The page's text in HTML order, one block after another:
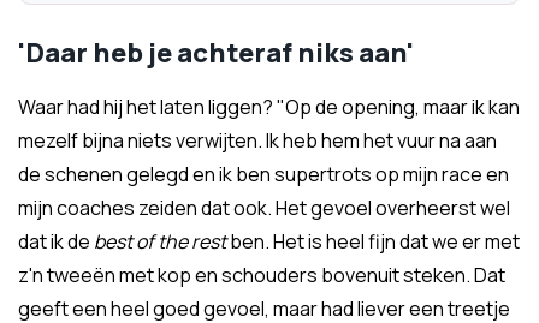
'Daar heb je achteraf niks aan'
Waar had hij het laten liggen? "Op de opening, maar ik kan
mezelf bijna niets verwijten. Ik heb hem het vuur na aan
de schenen gelegd en ik ben supertrots op mijn race en
mijn coaches zeiden dat ook. Het gevoel overheerst wel
dat ik de best of the restben. Het is heel fijn dat we er met
z'n tweeën met kop en schouders bovenuit steken. Dat
geeft een heel goed gevoel, maar had liever een treetje